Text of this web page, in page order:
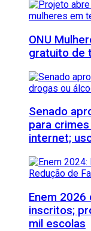
ONU
gratuito de
Senado
para
internet;
Enem 2026
inscritos;
mil escolas